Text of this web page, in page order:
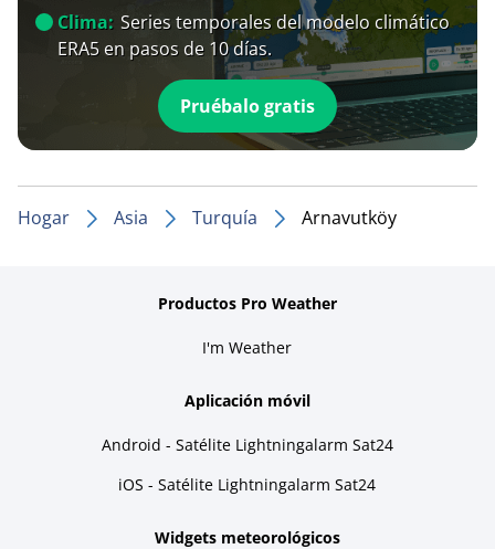
Clima: Series temporales del modelo climático
ERA5 en pasos de 10 días.
Pruébalo gratis
Hogar Asia Turquía Arnavutköy
Productos Pro Weather
I'm Weather
Aplicación móvil
Android - Satélite Lightningalarm Sat24
iOS - Satélite Lightningalarm Sat24
Widgets meteorológicos